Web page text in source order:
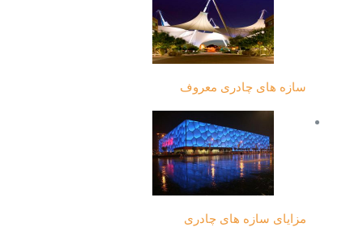
سازه های چادری معروف
مزایای سازه های چادری